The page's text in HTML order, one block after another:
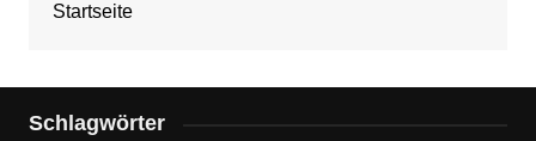
Startseite
Schlagwörter